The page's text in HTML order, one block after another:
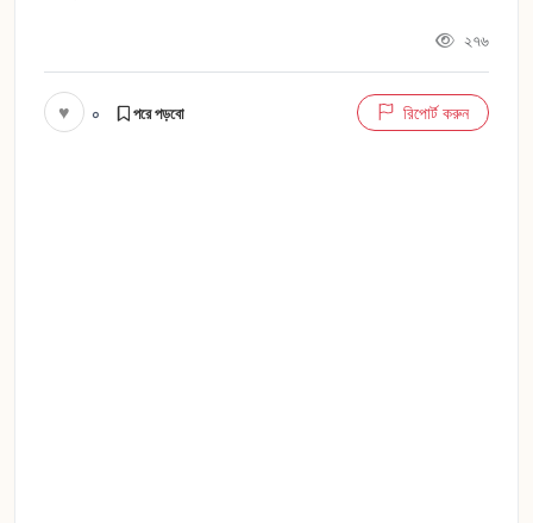
২৭৬
♥ ০ পরে পড়বো রিপোর্ট করুন